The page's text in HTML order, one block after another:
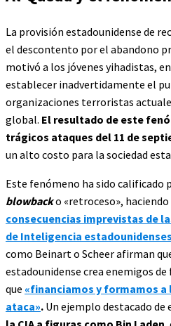
La provisión estadounidense de
el descontento por el abandono
motivó a los jóvenes yihadistas,
establecer inadvertidamente el
organizaciones terroristas
global. El resultado de este
trágicos ataques del 11 de
un alto costo para la sociedad
Este fenómeno ha sido calificado
blowbacko «retroceso»,
consecuencias imprevistas de
de Inteligencia
como Beinart o Scheer afirman
estadounidense crea enemigos
que «financiamos y formamos a
ataca». Un ejemplo destacado de